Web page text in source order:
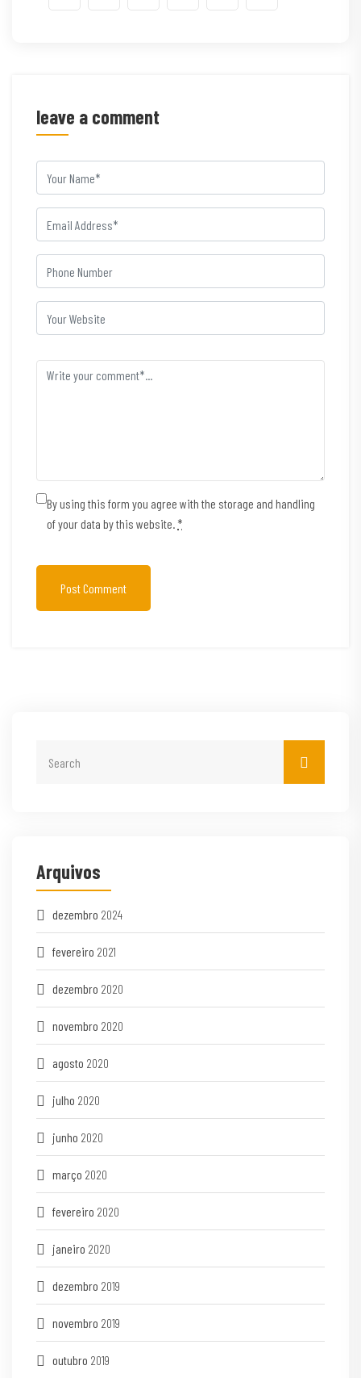
leave a comment
By using this form you agree with the storage and handling
of your data by this website. *
Post Comment
Arquivos
dezembro 2024
fevereiro 2021
dezembro 2020
novembro 2020
agosto 2020
julho 2020
junho 2020
março 2020
fevereiro 2020
janeiro 2020
dezembro 2019
novembro 2019
outubro 2019